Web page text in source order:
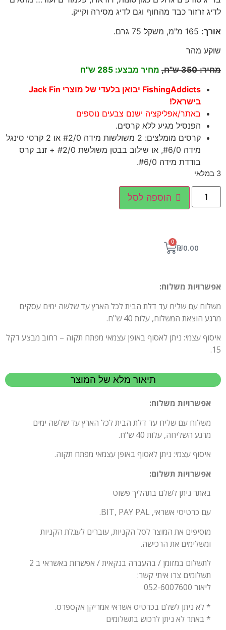
לדיג זרזור כבד מהחוף וגם לדיג מסירה וקייק.
אורך: מ"מ, משקל 75 גרם
.
שוקע מהר
מחיר:
350 ש"ח, מחיר מבצע: 285 ש"ח
FishingAddicts יבואן בלעדי של מוצרי Jack Fin
בישראל!
באתר/אפליקציה ישנם צבעים נוספים
הפנסיל מגיע ללא קרסים.
קרסים מומלצים: 2 משולשות מידה #2/0 או 2 קרסי סינגל
מידה #6/0, או שילוב בבטן משולשת #2/0 + זנב קרס
בודדת מידה #6/0.
3 במלאי
הוספה לסל
₪0.00
0
אפשרויות משלוח:
משלוח עם שליח עד דלת הבית לכל הארץ עד שלשה ימים עסקים
מרגע הוצאת המשלוח, עלות 40 ש"ח.
איסוף עצמי: ניתן לאסוף באופן עצמאי מפתח תקוה – רחוב מבצע דקל
15.
תיאור מלא של המוצר
אפשרויות משלוח:
משלוח עם שליח עד דלת הבית לכל הארץ עד שלשה ימים
מרגע השליחה, עלות 40 ש"ח.
איסוף עצמי: ניתן לאסוף באופן עצמאי מפתח תקוה.
אפשרויות תשלום:
באתר ניתן לשלם בתהליך פשוט
עם כרטיסי אשראי, BIT, PAY PAL.
מוסיפים את המוצר לסל הקניות, עוברים לעגלת הקניות
ומשלימים את הרכישה.
לתשלום במזומן / בהעברה בנקאית / אפשרות באשראי ב 2
תשלומים צרו איתי קשר:
ליאור 052-6007600
* לא ניתן לשלם בכרטיס אשראי אמריקן אקספרס.
* באתר לא ניתן לרכוש בתשלומים